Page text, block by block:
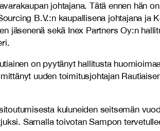
johtajana. Tätä ennen hän
B.V.:n kaupallisena johtajana
jäsenenä sekä Inex Partners Oy:n
on pyytänyt hallitusta
uuden toimitusjohtajan
kuluneiden seitsemän
Samalla toivotan Sampon